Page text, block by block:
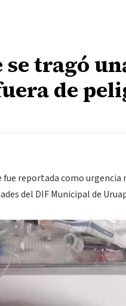
tragó
de
reportada como urgencia
del DIF Municipal de